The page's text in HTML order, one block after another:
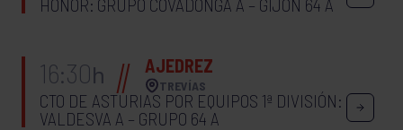
HONOR: GRUPO COVADONGA A – GIJÓN 64 A
16:30h AJEDREZ
TREVÍAS
CTO DE ASTURIAS POR EQUIPOS 1ª DIVISIÓN:
VALDESVA A – GRUPO 64 A